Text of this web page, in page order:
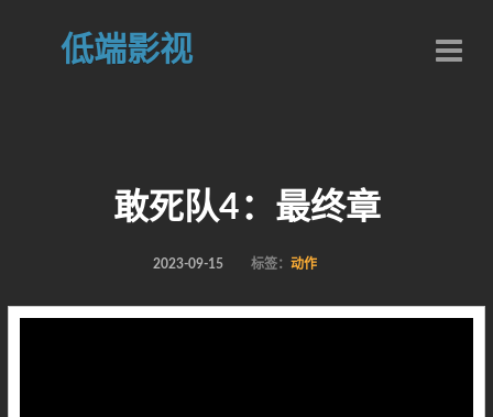
低端影视
敢死队4：最终章
2023-09-15 标签： 动作